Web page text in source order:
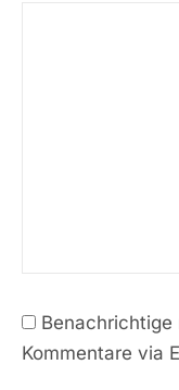
Kommentare via